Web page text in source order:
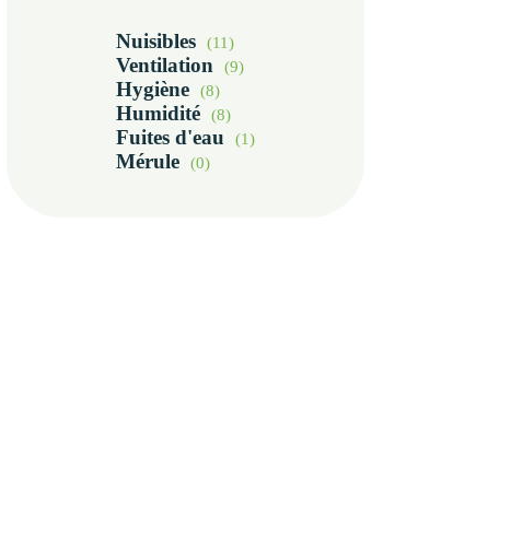
Nuisibles (11)
Ventilation (9)
Hygiène (8)
Humidité (8)
Fuites d'eau (1)
Mérule (0)